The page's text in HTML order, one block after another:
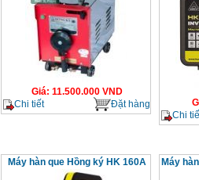
Giá: 11.500.000VND
Chi tiết
Đặt hàng
Chi
Máy hàn que Hồng ký HK 160A Máy